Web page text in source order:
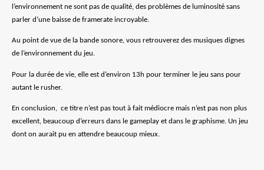
l’environnement ne sont pas de qualité, des problèmes de luminosité sans
parler d’une baisse de framerate incroyable.
Au point de vue de la bande sonore, vous retrouverez des musiques dignes
de l’environnement du jeu.
Pour la durée de vie, elle est d’environ 13h pour terminer le jeu sans pour
autant le rusher.
En conclusion, ce titre n’est pas tout à fait médiocre mais n’est pas non plus
excellent, beaucoup d’erreurs dans le gameplay et dans le graphisme. Un jeu
dont on aurait pu en attendre beaucoup mieux.